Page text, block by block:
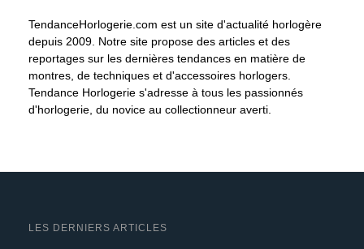
TendanceHorlogerie.com est un site d'actualité horlogère
depuis 2009. Notre site propose des articles et des
reportages sur les dernières tendances en matière de
montres, de techniques et d'accessoires horlogers.
Tendance Horlogerie s'adresse à tous les passionnés
d'horlogerie, du novice au collectionneur averti.
LES DERNIERS ARTICLES